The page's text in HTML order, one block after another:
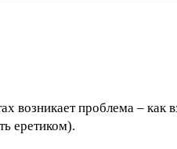
возникает проблема –
еретиком).